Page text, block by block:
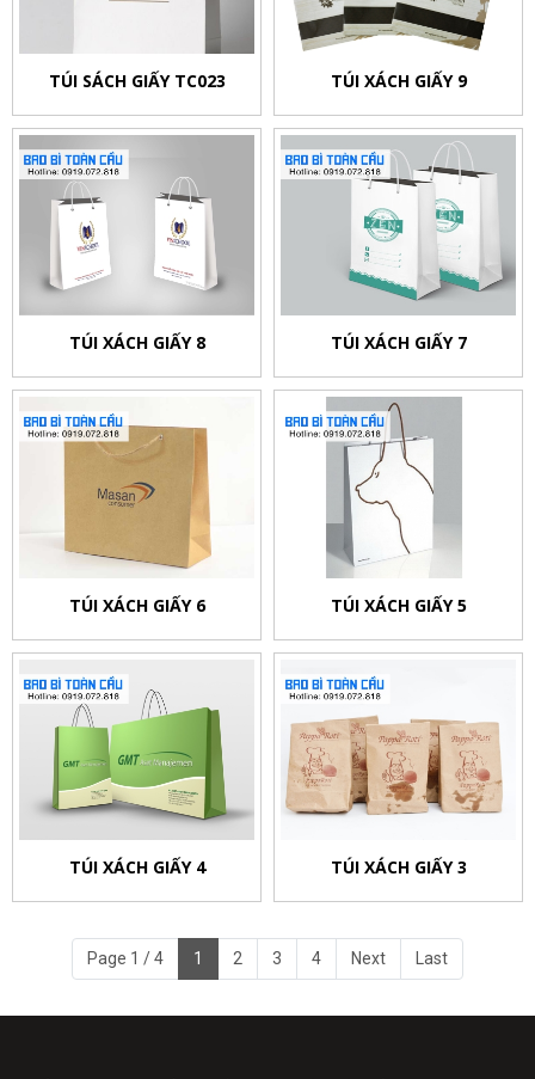
TÚI SÁCH GIẤY TC023 TÚI XÁCH GIẤY 9
TÚI XÁCH GIẤY 8 TÚI XÁCH GIẤY 7
TÚI XÁCH GIẤY 6 TÚI XÁCH GIẤY 5
TÚI XÁCH GIẤY 4 TÚI XÁCH GIẤY 3
Page 1 / 4 1 2 3 4 Next Last